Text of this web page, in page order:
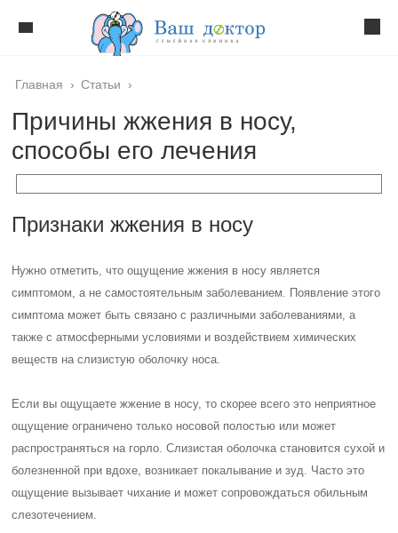
Главная › Статьи ›
Причины жжения в носу,
способы его лечения
Признаки жжения в носу
Нужно отметить, что ощущение жжения в носу является
симптомом, а не самостоятельным заболеванием. Появление этого
симптома может быть связано с различными заболеваниями, а
также с атмосферными условиями и воздействием химических
веществ на слизистую оболочку носа.
Если вы ощущаете жжение в носу, то скорее всего это неприятное
ощущение ограничено только носовой полостью или может
распространяться на горло. Слизистая оболочка становится сухой и
болезненной при вдохе, возникает покалывание и зуд. Часто это
ощущение вызывает чихание и может сопровождаться обильным
слезотечением.